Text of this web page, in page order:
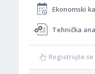
Ekonomski
Tehnička
Registrujte se